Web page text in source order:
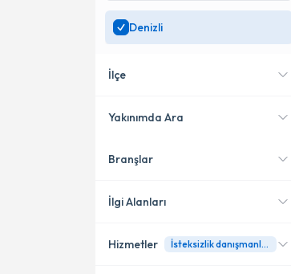
uzman ara
Denizli
İlçe
Merkezefendi
Yakınımda Ara
Konumuma yakın uzmanları
Branşlar
Aile Danışmanı (Psikolog)
İlgi Alanları
Hizmetler İsteksizlik danışmanlığı